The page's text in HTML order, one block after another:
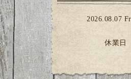
2026.08.07
休業日